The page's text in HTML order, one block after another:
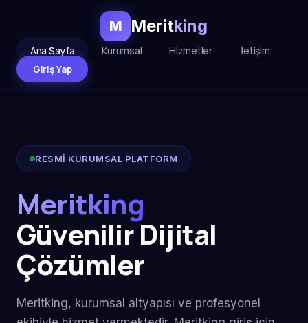
M Meritking
Ana Sayfa Kurumsal Hizmetler
İletişim
Giriş Yap
RESMİ KURUMSAL PLATFORM
Meritking
Güvenilir Dijital
Çözümler
Meritking, kurumsal altyapısı ve profesyonel